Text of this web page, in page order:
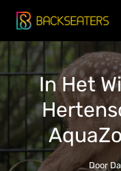
Doorgaan
naar
inhoud
In Het
Door